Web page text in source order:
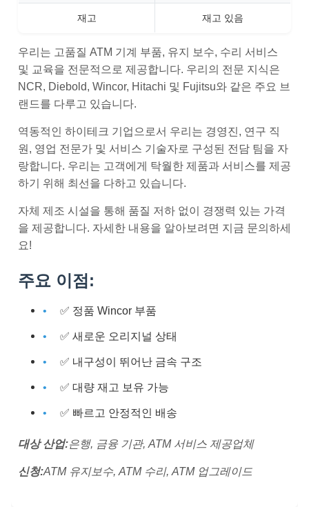
재고 재고 있음
우리는 고품질 ATM 기계 부품, 유지 보수, 수리 서비스
및 교육을 전문적으로 제공합니다. 우리의 전문 지식은
NCR, Diebold, Wincor, Hitachi 및 Fujitsu와 같은 주요 브
랜드를 다루고 있습니다.
역동적인 하이테크 기업으로서 우리는 경영진, 연구 직
원, 영업 전문가 및 서비스 기술자로 구성된 전담 팀을 자
랑합니다. 우리는 고객에게 탁월한 제품과 서비스를 제공
하기 위해 최선을 다하고 있습니다.
자체 제조 시설을 통해 품질 저하 없이 경쟁력 있는 가격
을 제공합니다. 자세한 내용을 알아보려면 지금 문의하세
요!
주요 이점:
✅ 정품 Wincor 부품
✅ 새로운 오리지널 상태
✅ 내구성이 뛰어난 금속 구조
✅ 대량 재고 보유 가능
✅ 빠르고 안정적인 배송
대상 산업:은행, 금융 기관, ATM 서비스 제공업체
신청:ATM 유지보수, ATM 수리, ATM 업그레이드